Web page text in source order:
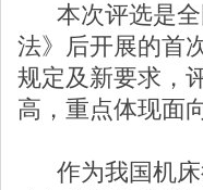
本次评选是全
法》后开展的首
规定及新要求，
高，重点体现面
作为我国机床